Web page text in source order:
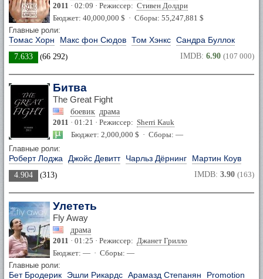
2011 · 02:09 · Режиссер: Стивен Долдри
Бюджет: 40,000,000 $ · Сборы: 55,247,881 $
Главные роли:
Томас Хорн Макс фон Сюдов Том Хэнкс Сандра Буллок
7.633 (66 292) IMDB: 6.90 (107 000)
Битва
The Great Fight
боевик драма
2011 · 01:21 · Режиссер: Sherri Kauk
Бюджет: 2,000,000 $ · Сборы: —
Главные роли:
Роберт Лоджа Джойс Девитт Чарльз Дёрнинг Мартин Коув
4.904 (313) IMDB: 3.90 (163)
Улететь
Fly Away
драма
2011 · 01:25 · Режиссер: Джанет Грилло
Бюджет: — · Сборы: —
Главные роли:
Бет Бродерик Эшли Рикардс Арамазд Степанян Promotion